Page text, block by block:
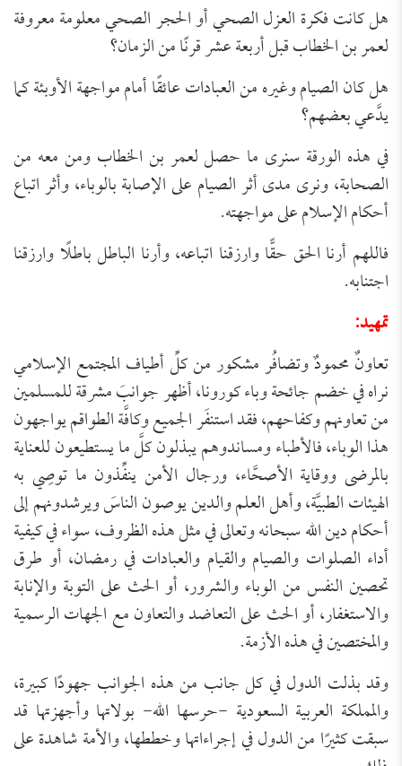
هل كانت فكرة العزل الصحي أو الحجر الصحي معلومة معروفة
لعمر بن الخطاب قبل أربعة عشر قرنًا من الزمان؟
هل كان الصيام وغيره من العبادات عائقًا أمام مواجهة الأوبئة كما
يدَّعي بعضهم؟
في هذه الورقة سنرى ما حصل لعمر بن الخطاب ومن معه من
الصحابة، ونرى مدى أثر الصيام على الإصابة بالوباء، وأثر اتباع
أحكام الإسلام على مواجهته.
فاللهم أرنا الحق حقًّا وارزقنا اتباعه، وأرنا الباطل باطلًا وارزقنا
اجتنابه.
تمهيد:
تعاونٌ محمودٌ وتضافُر مشكور من كلِّ أطياف المجتمع الإسلامي
نراه في خضم جائحة وباء كورونا، أظهر جوانبَ مشرقة للمسلمين
من تعاونهم وكفاحهم، فقد استنفَر الجميع وكافَّة الطواقم يواجهون
هذا الوباء، فالأطباء ومساندوهم يبذلون كلَّ ما يستطيعون للعناية
بالمرضى ووقاية الأصحَّاء، ورجال الأمن ينفِّذون ما توصِي به
الهيئات الطبيَّة، وأهل العلم والدين يوصون الناسَ ويرشدونهم إلى
أحكام دين الله سبحانه وتعالى في مثل هذه الظروف، سواء في كيفية
أداء الصلوات والصيام والقيام والعبادات في رمضان، أو طرق
تحصين النفس من الوباء والشرور، أو الحث على التوبة والإنابة
والاستغفار، أو الحث على التعاضد والتعاون مع الجهات الرسمية
والمختصين في هذه الأزمة.
وقد بذلت الدول في كل جانب من هذه الجوانب جهودًا كبيرة،
والمملكة العربية السعودية -حرسها الله- بولاتها وأجهزتها قد
سبقت كثيرًا من الدول في إجراءاتها وخططها، والأمة شاهدة على